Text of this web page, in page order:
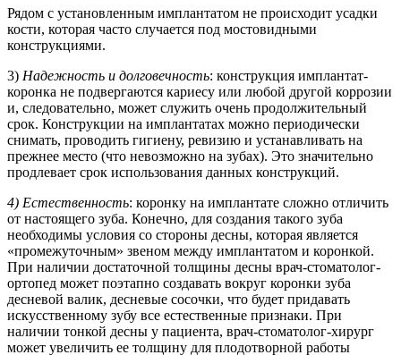
Рядом с установленным имплантатом не происходит усадки
кости, которая часто случается под мостовидными
конструкциями.
3) Надежность и долговечность: конструкция имплантат-
коронка не подвергаются кариесу или любой другой коррозии
и, следовательно, может служить очень продолжительный
срок. Конструкции на имплантатах можно периодически
снимать, проводить гигиену, ревизию и устанавливать на
прежнее место (что невозможно на зубах). Это значительно
продлевает срок использования данных конструкций.
4) Естественность: коронку на имплантате сложно отличить
от настоящего зуба. Конечно, для создания такого зуба
необходимы условия со стороны десны, которая является
«промежуточным» звеном между имплантатом и коронкой.
При наличии достаточной толщины десны врач-стоматолог-
ортопед может поэтапно создавать вокруг коронки зуба
десневой валик, десневые сосочки, что будет придавать
искусственному зубу все естественные признаки. При
наличии тонкой десны у пациента, врач-стоматолог-хирург
может увеличить ее толщину для плодотворной работы